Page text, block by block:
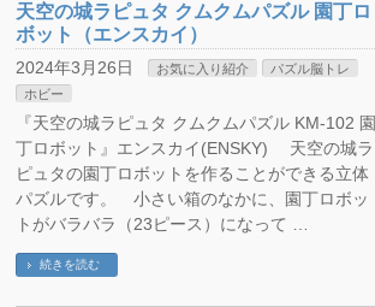
天空の城ラピュタ クムクムパズル 園丁ロ
ボット（エンスカイ）
2024年3月26日 お気に入り紹介
パズル脳トレ
ホビー
『天空の城ラピュタ クムクムパズル KM-102 園
丁ロボット』エンスカイ(ENSKY) 天空の城ラ
ピュタの園丁ロボットを作ることができる立体
パズルです。 小さい箱のなかに、園丁ロボッ
トがバラバラ（23ピース）になって …
続きを読む